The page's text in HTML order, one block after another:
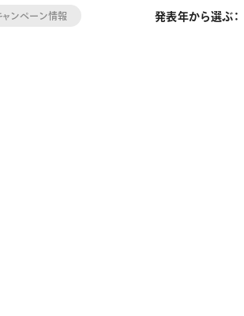
ャンペーン情報 発表年から選ぶ：